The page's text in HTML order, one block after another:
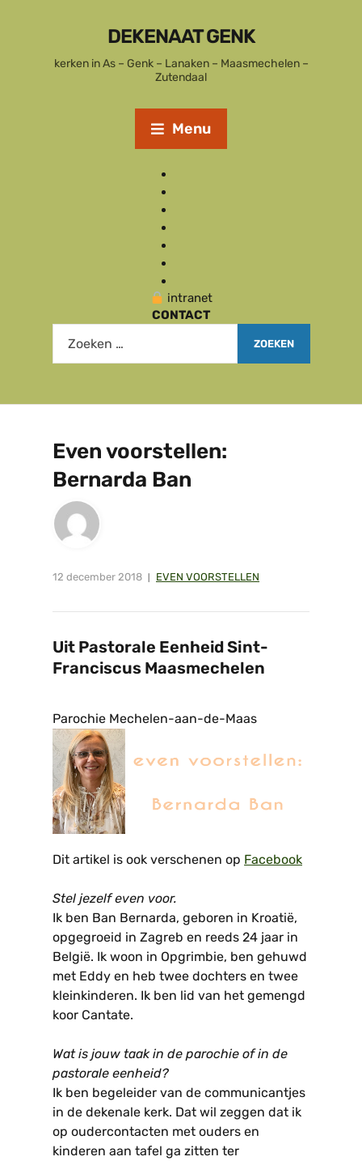
DEKENAAT GENK
kerken in As – Genk – Lanaken – Maasmechelen –
Zutendaal
Menu
intranet
CONTACT
Even voorstellen:
Bernarda Ban
12 december 2018 EVEN VOORSTELLEN
Uit Pastorale Eenheid Sint-
Franciscus Maasmechelen
Parochie Mechelen-aan-de-Maas
Dit artikel is ook verschenen op Facebook
Stel jezelf even voor.
Ik ben Ban Bernarda, geboren in Kroatië,
opgegroeid in Zagreb en reeds 24 jaar in
België. Ik woon in Opgrimbie, ben gehuwd
met Eddy en heb twee dochters en twee
kleinkinderen. Ik ben lid van het gemengd
koor Cantate.
Wat is jouw taak in de parochie of in de
pastorale eenheid?
Ik ben begeleider van de communicantjes
in de dekenale kerk. Dat wil zeggen dat ik
op oudercontacten met ouders en
kinderen aan tafel ga zitten ter